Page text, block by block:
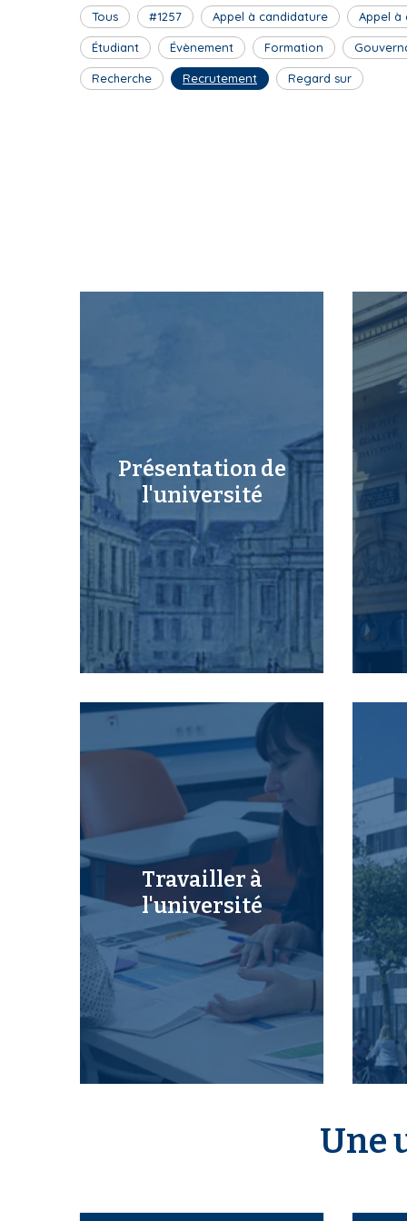
i
a
n
e
Tous #1257 Appel à candidature Appel à
Étudiant Évènement Formation
Recherche Recrutement Regard sur
Présentation de
l'université
Travailler à
l'université
Une